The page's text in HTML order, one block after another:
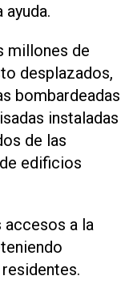
millones de
desplazados,
‌bombardeadas
instaladas
de las
edificios
a la